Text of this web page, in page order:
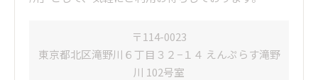
〒114-0023
東京都北区滝野川６丁目３２−１４ えんぷらす滝野
川 102号室